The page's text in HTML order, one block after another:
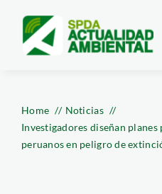
content
Home
Noticias
Investigadores diseñan
peruanos en peligro de